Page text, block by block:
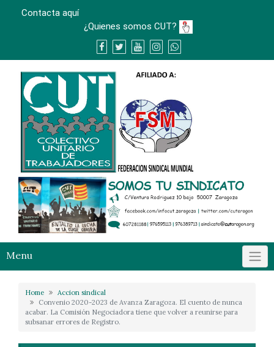
Contacta aquí
¿Quienes somos CUT?
Menu
Home
Accion sindical
Convenio 2020-2023 de Avanza Zaragoza. El cuento de nunca
acabar. La Comisión Negociadora tiene que volver a reunirse para
subsanar errores de Registro.